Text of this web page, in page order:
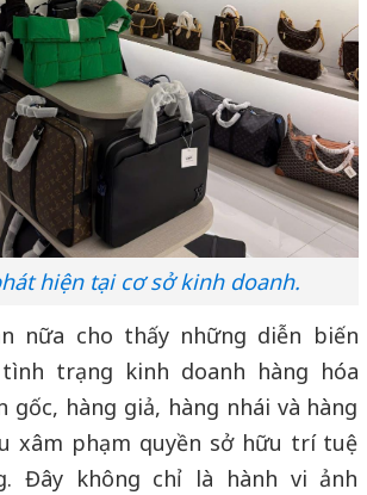
hiện tại cơ sở kinh doanh.
nữa cho thấy những diễn biến
trạng kinh doanh hàng hóa
gốc, hàng giả, hàng nhái và hàng
xâm phạm quyền sở hữu trí tuệ
Đây không chỉ là hành vi ảnh